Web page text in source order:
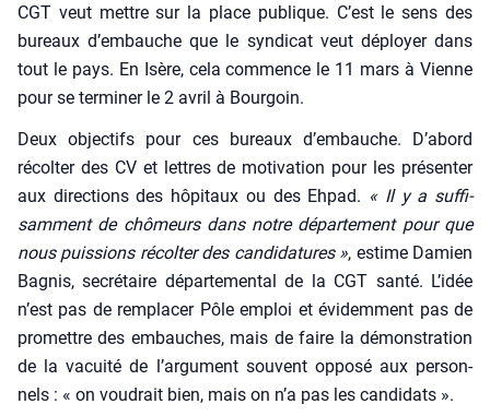
CGT veut mettre sur la place publique. C’est le sens des
bureaux d’embauche que le syn­di­cat veut déployer dans
tout le pays. En Isère, cela com­mence le 11 mars à Vienne
pour se ter­mi­ner le 2 avril à Bour­goin.
Deux objec­tifs pour ces bureaux d’embauche. D’abord
récol­ter des CV et lettres de moti­va­tion pour les pré­sen­ter
aux direc­tions des hôpi­taux ou des Ehpad. « Il y a suf­fi­
sam­ment de chô­meurs dans notre dépar­te­ment pour que
nous puis­sions récol­ter des can­di­da­tures », estime Damien
Bagnis, secré­taire dépar­te­men­tal de la CGT san­té. L’idée
n’est pas de rem­pla­cer Pôle emploi et évi­dem­ment pas de
pro­mettre des embauches, mais de faire la démons­tra­tion
de la vacui­té de l’argument sou­vent oppo­sé aux per­son­
nels : « on vou­drait bien, mais on n’a pas les can­di­dats ».